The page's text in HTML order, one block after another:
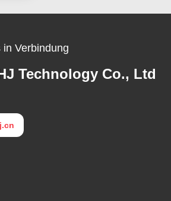
Verbindung
Technology Co., Ltd